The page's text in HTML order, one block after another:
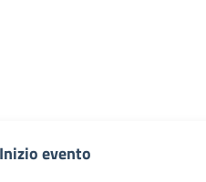
evento